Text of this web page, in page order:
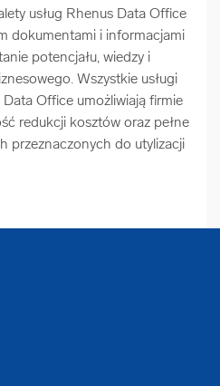
usług Rhenus Data Office
dokumentami i informacjami
potencjału, wiedzy i
Wszystkie usługi
Office umożliwiają firmie
redukcji kosztów oraz pełne
przeznaczonych do utylizacji